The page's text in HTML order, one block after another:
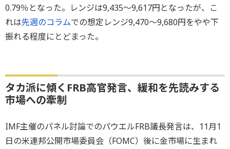
0.79％となった。レンジは9,435～9,617円となったが、こ
れは先週のコラムでの想定レンジ9,470～9,680円をやや下
振れる程度にとどまった。
タカ派に傾くFRB高官発言、緩和を先読みする
市場への牽制
IMF主催のパネル討論でのパウエルFRB議長発言は、11月1
日の米連邦公開市場委員会（FOMC）後に金市場に生まれ